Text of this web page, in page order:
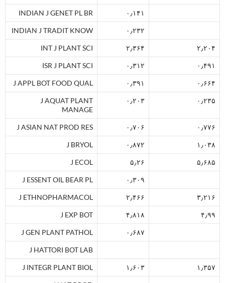
۰٫۱۴۱ INDIAN J GENET PL BR
۰٫۲۳۲ INDIAN J TRADIT KNOW
۲٫۲۰۴ ۲٫۳۶۴ INT J PLANT SCI
۰٫۴۹۱ ۰٫۳۱۲ ISR J PLANT SCI
۰٫۶۶۴ ۰٫۳۹۱ J APPL BOT FOOD QUAL
۰٫۲۳۵ ۰٫۲۰۳
J AQUAT PLANT
MANAGE
۰٫۷۷۶ ۰٫۷۰۶ J ASIAN NAT PROD RES
۱٫۰۳۸ ۰٫۸۷۲ J BRYOL
۵٫۶۸۵ ۵٫۲۶ J ECOL
۰٫۳۰۹ J ESSENT OIL BEAR PL
۳٫۲۱۶ ۲٫۴۶۶ J ETHNOPHARMACOL
۴٫۹۹ ۴٫۸۱۸ J EXP BOT
۰٫۶۸۷ J GEN PLANT PATHOL
J HATTORI BOT LAB
۱٫۳۵۷ ۱٫۶۰۳ J INTEGR PLANT BIOL